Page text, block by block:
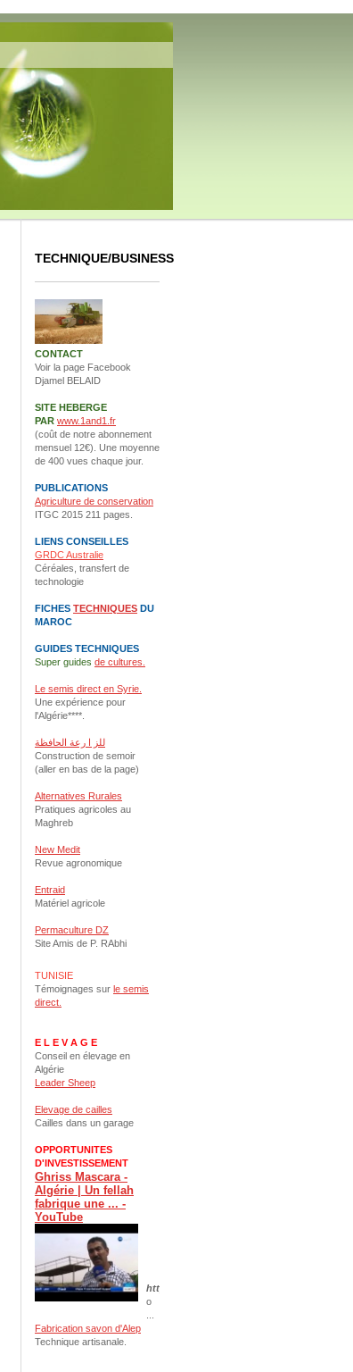
TECHNIQUE/BUSINESS
CONTACT
Voir la page Facebook
Djamel BELAID
SITE HEBERGE
PAR www.1and1.fr
(coût de notre abonnement
mensuel 12€). Une moyenne
de 400 vues chaque jour.
PUBLICATIONS
Agriculture de conservation
ITGC 2015 211 pages.
LIENS CONSEILLES
GRDC Australie
Céréales, transfert de
technologie
FICHES TECHNIQUES DU
MAROC
GUIDES TECHNIQUES
Super guides de cultures.
Le semis direct en Syrie.
Une expérience pour
l'Algérie****.
للز ا رعة الحافظة
Construction de semoir
(aller en bas de la page)
Alternatives Rurales
Pratiques agricoles au
Maghreb
New Medit
Revue agronomique
Entraid
Matériel agricole
Permaculture DZ
Site Amis de P. RAbhi
TUNISIE
Témoignages sur le semis
direct.
E L E V A G E
Conseil en élevage en
Algérie
Leader Sheep
Elevage de cailles
Cailles dans un garage
OPPORTUNITES
D'INVESTISSEMENT
Ghriss Mascara -
Algérie | Un fellah
fabrique une ... -
YouTube
https
o
Fabrication savon d'Alep
Technique artisanale.